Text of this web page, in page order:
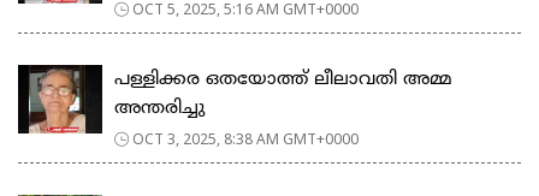
OCT 5, 2025, 5:16 AM GMT+0000
പള്ളിക്കര ഒതയോത്ത് ലീലാവതി അമ്മ
അന്തരിച്ചു
OCT 3, 2025, 8:38 AM GMT+0000